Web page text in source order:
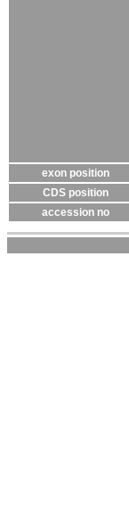
exon position
CDS position
accession no